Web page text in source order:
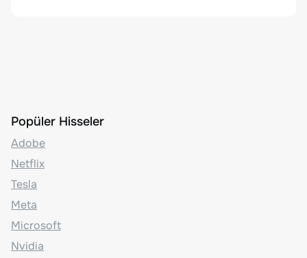
Popüler Hisseler
Adobe
Netflix
Tesla
Meta
Microsoft
Nvidia